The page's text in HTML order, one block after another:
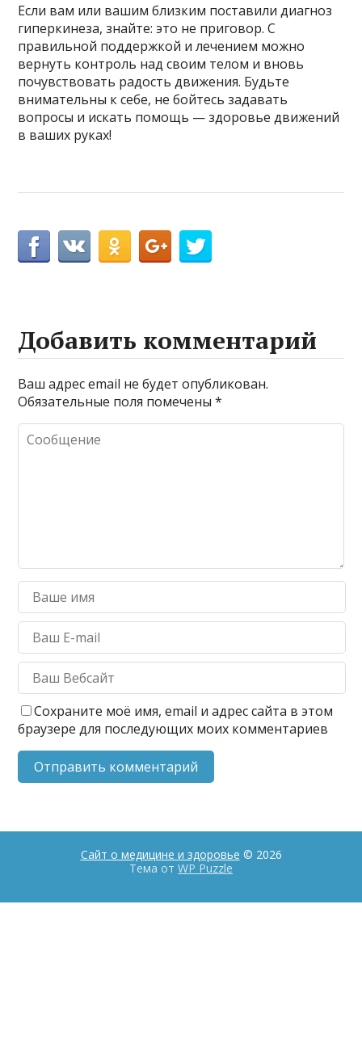
Если вам или вашим близким поставили диагноз
гиперкинеза, знайте: это не приговор. С
правильной поддержкой и лечением можно
вернуть контроль над своим телом и вновь
почувствовать радость движения. Будьте
внимательны к себе, не бойтесь задавать
вопросы и искать помощь — здоровье движений
в ваших руках!
Добавить комментарий
Ваш адрес email не будет опубликован.
Обязательные поля помечены*
Сохраните моё имя, email и адрес сайта в этом
браузере для последующих моих комментариев
Сайт о медицине и здоровье © 2026
Тема от WP Puzzle